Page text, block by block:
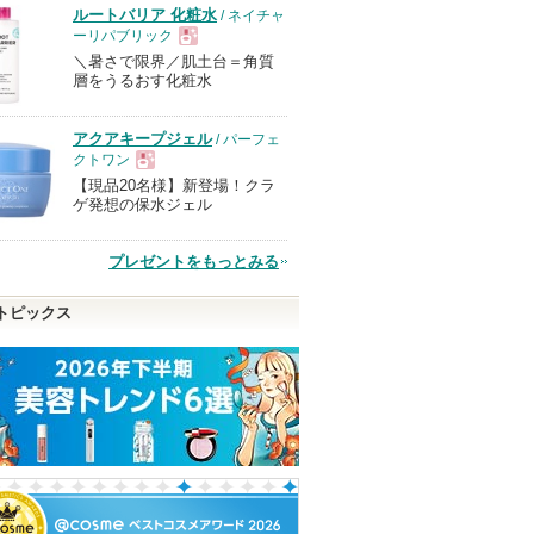
ルートバリア 化粧水 / ネイチャ
ーリパブリック
現
品
＼暑さで限界／肌土台＝角質
層をうるおす化粧水
アクアキープジェル/ パーフェ
クトワン
現
品
【現品20名様】新登場！クラ
ゲ発想の保水ジェル
プレゼントをもっとみる
ピックス